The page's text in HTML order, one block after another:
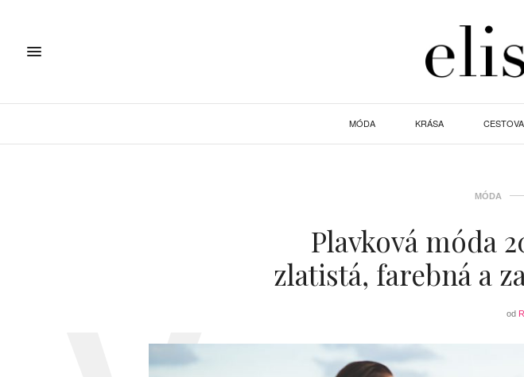
MÓDA KRÁSA
MÓDA
Plavková móda
zlatistá, farebná a
od